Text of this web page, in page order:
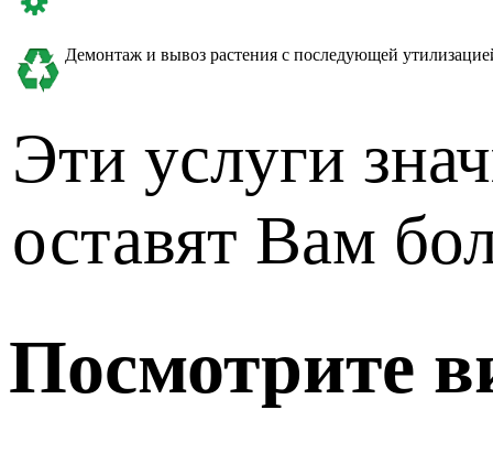
Демонтаж и вывоз растения с последующей
Эти услуги
оставят Вам
Посмотрите